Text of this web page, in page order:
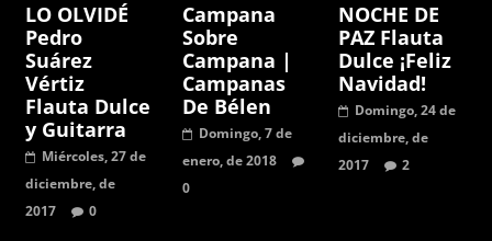
LO OLVIDÉ
Pedro
Suárez
Vértiz
Flauta Dulce
y Guitarra
Miércoles, 27 de
diciembre, de
2017
0
Campana
Sobre
Campana |
Campanas
De Bélen
Domingo, 7 de
enero, de 2018
0
NOCHE DE
PAZ Flauta
Dulce ¡Feliz
Navidad!
Domingo, 24 de
diciembre, de
2017
2